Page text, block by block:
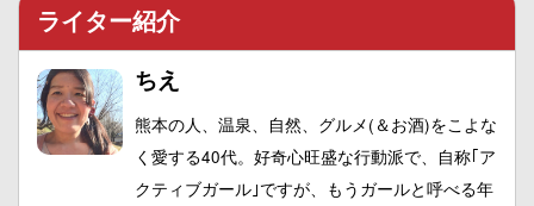
ライター紹介
ちえ
熊本の人、温泉、自然、グルメ(＆お酒)をこよな
く愛する40代。好奇心旺盛な行動派で、自称｢ア
クティブガール｣ですが、もうガールと呼べる年